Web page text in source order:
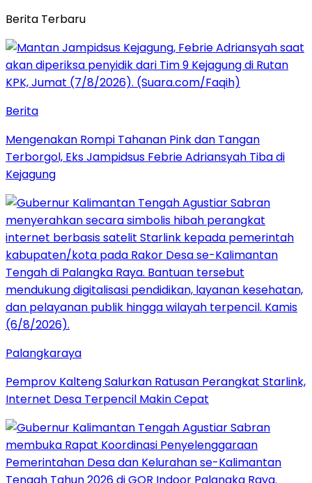
Berita Terbaru
Berita
Mengenakan Rompi Tahanan Pink dan Tangan
Terborgol, Eks Jampidsus Febrie Adriansyah Tiba di
Kejagung
Palangkaraya
Pemprov Kalteng Salurkan Ratusan Perangkat Starlink,
Internet Desa Terpencil Makin Cepat